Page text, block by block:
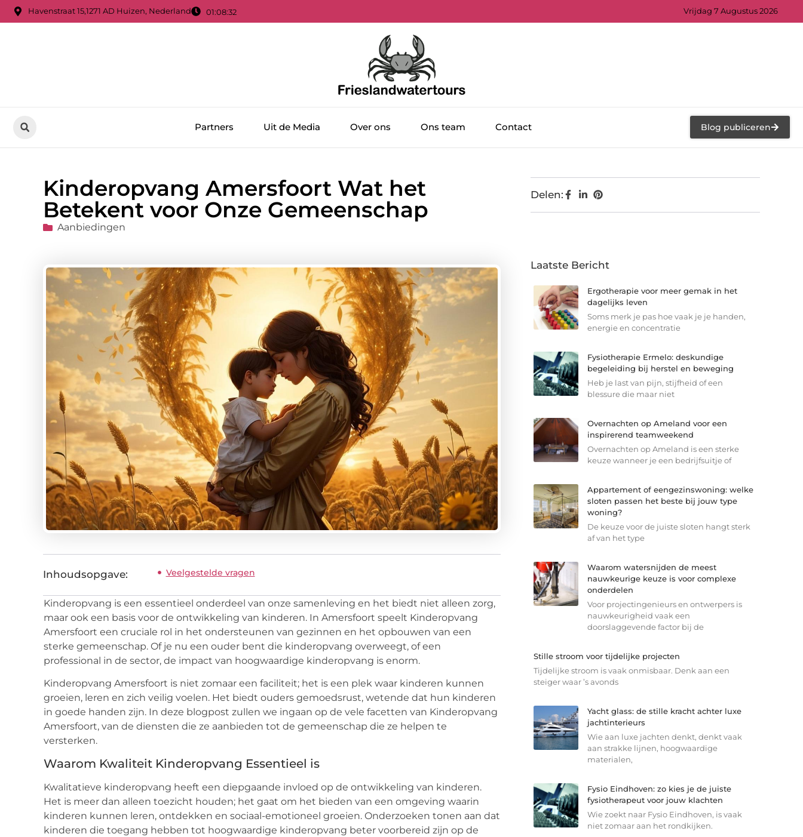
Havenstraat 15,1271 AD Huizen, Nederland 01:08:34 Vrijdag 7 Augustus 2026
Partners Uit de Media Over ons Ons team Contact Blog publiceren
Kinderopvang Amersfoort Wat het
Betekent voor Onze Gemeenschap
Aanbiedingen
Inhoudsopgave: Veelgestelde vragen
Kinderopvang is een essentieel onderdeel van onze samenleving en het biedt niet alleen zorg,
maar ook een basis voor de ontwikkeling van kinderen. In Amersfoort speelt Kinderopvang
Amersfoort een cruciale rol in het ondersteunen van gezinnen en het opbouwen van een
sterke gemeenschap. Of je nu een ouder bent die kinderopvang overweegt, of een
professional in de sector, de impact van hoogwaardige kinderopvang is enorm.
Kinderopvang Amersfoort is niet zomaar een faciliteit; het is een plek waar kinderen kunnen
groeien, leren en zich veilig voelen. Het biedt ouders gemoedsrust, wetende dat hun kinderen
in goede handen zijn. In deze blogpost zullen we ingaan op de vele facetten van Kinderopvang
Amersfoort, van de diensten die ze aanbieden tot de gemeenschap die ze helpen te
versterken.
Waarom Kwaliteit Kinderopvang Essentieel is
Kwalitatieve kinderopvang heeft een diepgaande invloed op de ontwikkeling van kinderen.
Het is meer dan alleen toezicht houden; het gaat om het bieden van een omgeving waarin
kinderen kunnen leren, ontdekken en sociaal-emotioneel groeien. Onderzoeken tonen aan dat
kinderen die toegang hebben tot hoogwaardige kinderopvang beter voorbereid zijn op de
Delen:
Laatste Bericht
Ergotherapie voor meer gemak in het
dagelijks leven
Soms merk je pas hoe vaak je je handen,
energie en concentratie
Fysiotherapie Ermelo: deskundige
begeleiding bij herstel en beweging
Heb je last van pijn, stijfheid of een
blessure die maar niet
Overnachten op Ameland voor een
inspirerend teamweekend
Overnachten op Ameland is een sterke
keuze wanneer je een bedrijfsuitje of
Appartement of eengezinswoning: welke
sloten passen het beste bij jouw type
woning?
De keuze voor de juiste sloten hangt sterk
af van het type
Waarom watersnijden de meest
nauwkeurige keuze is voor complexe
onderdelen
Voor projectingenieurs en ontwerpers is
nauwkeurigheid vaak een
doorslaggevende factor bij de
Stille stroom voor tijdelijke projecten
Tijdelijke stroom is vaak onmisbaar. Denk aan een
steiger waar ’s avonds
Yacht glass: de stille kracht achter luxe
jachtinterieurs
Wie aan luxe jachten denkt, denkt vaak
aan strakke lijnen, hoogwaardige
materialen,
Fysio Eindhoven: zo kies je de juiste
fysiotherapeut voor jouw klachten
Wie zoekt naar Fysio Eindhoven, is vaak
niet zomaar aan het rondkijken.